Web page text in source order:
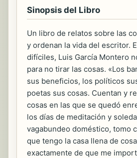
Sinopsis del Libro
Un libro de relatos sobre las
y ordenan la vida del escritor.
difíciles, Luis García Montero
para no tirar las cosas. «Los
sus beneficios, los políticos
poetas sus cosas. Cuentan y
cosas en las que se quedó
los días de meditación y
vagabundeo doméstico, tomo
que tengo la casa llena de
exactamente de que me